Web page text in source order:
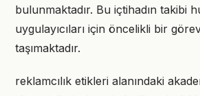
bulunmaktadır. Bu içtihadın takibi
uygulayıcıları için öncelikli bir
taşımaktadır.
reklamcılık etikleri alanındaki